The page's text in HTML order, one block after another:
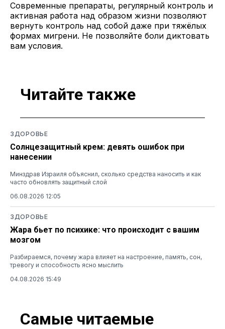
Современные препараты, регулярный контроль и
активная работа над образом жизни позволяют
вернуть контроль над собой даже при тяжёлых
формах мигрени. Не позволяйте боли диктовать
вам условия.
Читайте также
ЗДОРОВЬЕ
Солнцезащитный крем: девять ошибок при
нанесении
Минздрав Израиля объяснил, сколько средства наносить и как
часто обновлять защитный слой
06.08.2026 12:05
ЗДОРОВЬЕ
Жара бьет по психике: что происходит с вашим
мозгом
Разбираемся, почему жара влияет на настроение, память, сон,
тревогу и способность ясно мыслить
04.08.2026 15:49
Самые читаемые